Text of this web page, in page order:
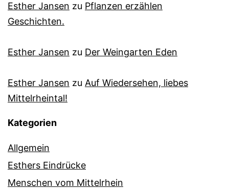
Esther Jansen zu Pflanzen erzählen
Geschichten.
Esther Jansen zu Der Weingarten Eden
Esther Jansen zu Auf Wiedersehen, liebes
Mittelrheintal!
Kategorien
Allgemein
Esthers Eindrücke
Menschen vom Mittelrhein